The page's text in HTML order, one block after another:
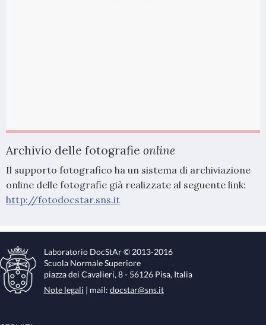
Archivio delle fotografie online
Il supporto fotografico ha un sistema di archiviazione
online delle fotografie già realizzate al seguente link:
http://fotodocstar.sns.it
Laboratorio DocStAr © 2013-2016
Scuola Normale Superiore
piazza dei Cavalieri, 8 - 56126 Pisa, Italia
Note legali | mail: docstar@sns.it